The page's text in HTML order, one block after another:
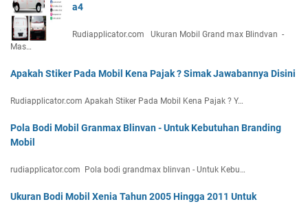
a4
Rudiapplicator.com Ukuran Mobil Grand max Blindvan -
Mas…
Apakah Stiker Pada Mobil Kena Pajak ? Simak Jawabannya Disini
Rudiapplicator.com Apakah Stiker Pada Mobil Kena Pajak ? Y…
Pola Bodi Mobil Granmax Blinvan - Untuk Kebutuhan Branding
Mobil
rudiapplicator.com Pola bodi grandmax blinvan - Untuk Kebu…
Ukuran Bodi Mobil Xenia Tahun 2005 Hingga 2011 Untuk